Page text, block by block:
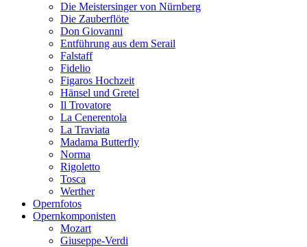
Die Meistersinger von Nürnberg
Die Zauberflöte
Don Giovanni
Entführung aus dem Serail
Falstaff
Fidelio
Figaros Hochzeit
Hänsel und Gretel
Il Trovatore
La Cenerentola
La Traviata
Madama Butterfly
Norma
Rigoletto
Tosca
Werther
Opernfotos
Opernkomponisten
Mozart
Giuseppe-Verdi